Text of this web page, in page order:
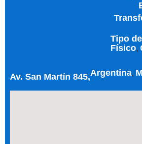
Tipo
Físico,
Av. San Martín 845,Argentina,